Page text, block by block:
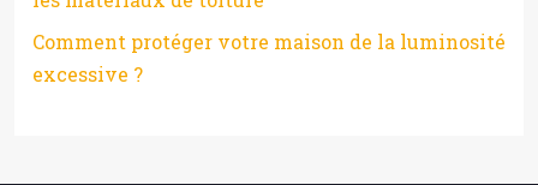
Comment protéger votre maison de la luminosité
excessive ?